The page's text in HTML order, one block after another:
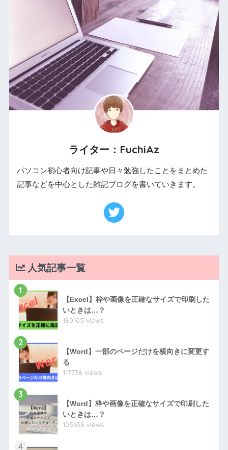
ライター：FuchiAz
パソコン初心者向け記事や日々勉強したことをまとめた
記事などを中心とした雑記ブログを書いていきます。
人気記事一覧
1
【Excel】枠や画像を正確なサイズで印刷した
いときは…？
180105 views
2
【Word】一部のページだけを横向きに変更す
る
117738 views
3
【Word】枠や画像を正確なサイズで印刷した
いときは…？
105638 views
4